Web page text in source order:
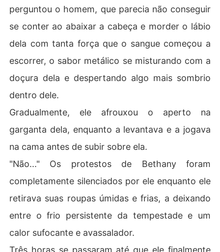
perguntou o homem, que parecia não conseguir
se conter ao abaixar a cabeça e morder o lábio
dela com tanta força que o sangue começou a
escorrer, o sabor metálico se misturando com a
doçura dela e despertando algo mais sombrio
dentro dele.
Gradualmente, ele afrouxou o aperto na
garganta dela, enquanto a levantava e a jogava
na cama antes de subir sobre ela.
"Não..." Os protestos de Bethany foram
completamente silenciados por ele enquanto ele
retirava suas roupas úmidas e frias, a deixando
entre o frio persistente da tempestade e um
calor sufocante e avassalador.
Três horas se passaram até que ele finalmente